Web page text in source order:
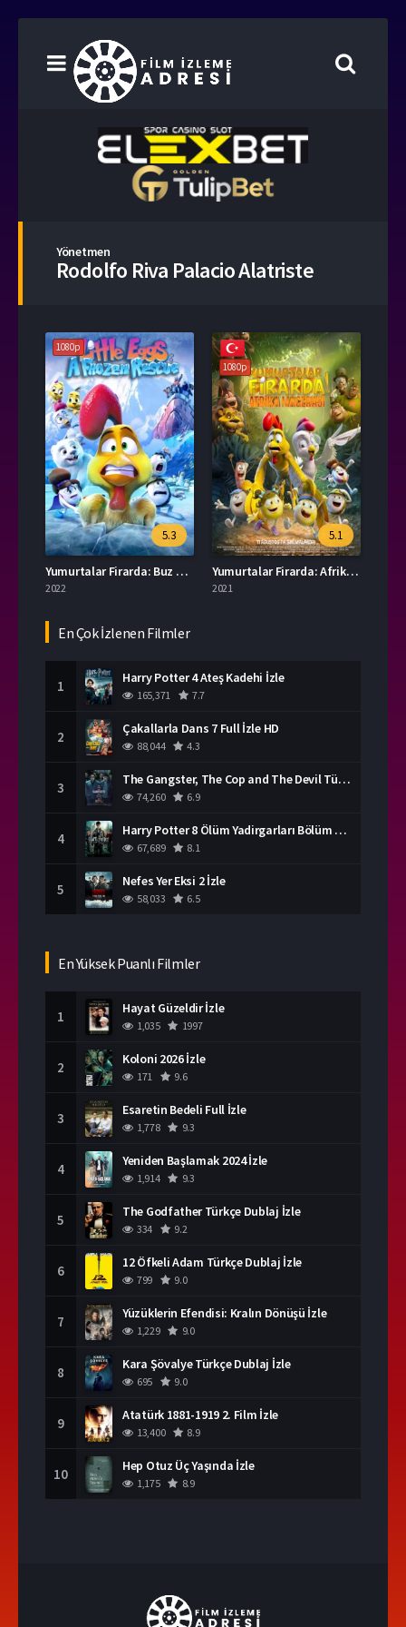
Yönetmen
Rodolfo Riva Palacio Alatriste
1080p
5.3
Yumurtalar Firarda: Buz Macerası Türkçe Dublaj İzle
2022
1080p
5.1
Yumurtalar Firarda: Afrika Macerası İzle Türkçe Dublaj
2021
En Çok İzlenen Filmler
1 Harry Potter 4 Ateş Kadehi İzle
165,371 7.7
2 Çakallarla Dans 7 Full İzle HD
88,044 4.3
3 The Gangster, The Cop and The Devil Türkçe Dublaj İzle
74,260 6.9
4 Harry Potter 8 Ölüm Yadirgarları Bölüm 2 İzle
67,689 8.1
5 Nefes Yer Eksi 2 İzle
58,033 6.5
En Yüksek Puanlı Filmler
1 Hayat Güzeldir İzle
1,035 1997
2 Koloni 2026 İzle
171 9.6
3 Esaretin Bedeli Full İzle
1,778 9.3
4 Yeniden Başlamak 2024 İzle
1,914 9.3
5 The Godfather Türkçe Dublaj İzle
334 9.2
6 12 Öfkeli Adam Türkçe Dublaj İzle
799 9.0
7 Yüzüklerin Efendisi: Kralın Dönüşü İzle
1,229 9.0
8 Kara Şövalye Türkçe Dublaj İzle
695 9.0
9 Atatürk 1881-1919 2. Film İzle
13,400 8.9
10 Hep Otuz Üç Yaşında İzle
1,175 8.9